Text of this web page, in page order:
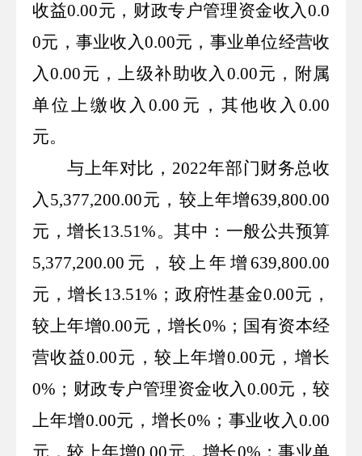
收益0.00元，财政专户管理资金收入0.0
0元，事业收入0.00元，事业单位经营收
入0.00元，上级补助收入 0.00元，附属
单位上缴收入0.00 元，其他收入0.00
元。
与上年对比， 2022年部门财务总收
入 5,377,200.00元，较上年增639,800.00
元，增长13.51%。其中：一般公共预算
5,377,200.00 元，较上年增 639,800.00
元，增长13.51% ；政府性基金0.00元，
较上年增0.00元，增长0% ；国有资本经
营收益0.00元，较上年增0.00元，增长
0% ；财政专户管理资金收入0.00元，较
上年增0.00元，增长0% ；事业收入0.00
元，较上年增0.00元，增长0% ；事业单